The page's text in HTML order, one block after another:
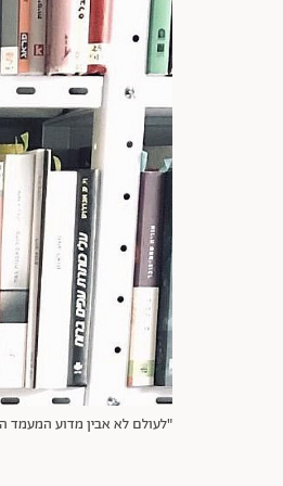
"לעולם לא אבין מדוע המעמד